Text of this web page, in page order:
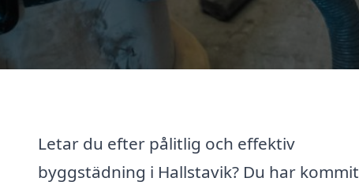
Letar du efter pålitlig och effektiv
byggstädning i Hallstavik? Du har kommit